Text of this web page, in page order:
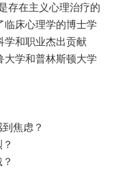
存在主义心理治疗的
临床心理学的博士学
学和职业杰出贡献
大学和普林斯顿大学
焦虑？